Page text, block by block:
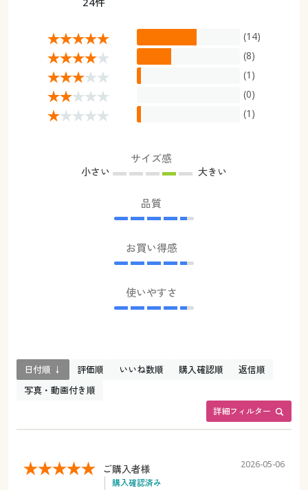
サポート
ご利用ガイド
よくある質問とお問い合わせ
よくある質問とお問い合わせ
(14)
(8)
(1)
(0)
(1)
サイズ感
小さい 大きい
品質
お買い得感
使いやすさ
詳細フィルター
日付順 ↓ 評価順 いいね数順 購入確認順
返信順
写真・動画付き順
ご購入者様
購入確認済み
2026-05-06